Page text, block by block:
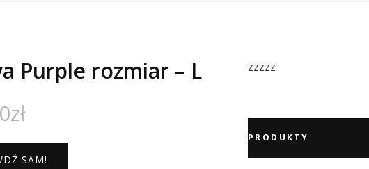
Purple rozmiar – L
zł
SAM!
zzzzz
PRODUKTY